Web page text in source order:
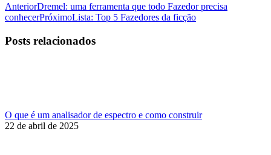
Navegação
de
post:
AnteriorPost
anterior:
Dremel: uma ferramenta que todo Fazedor precisa
conhecerPróximoPróximo
Lista: Top 5 Fazedores da ficção
Posts relacionados
O que é um analisador de espectro e como construir
22 de abril de 2025